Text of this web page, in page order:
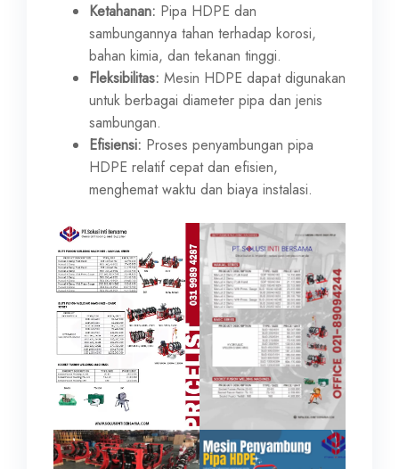
Ketahanan: Pipa HDPE dan
sambungannya tahan terhadap korosi,
bahan kimia, dan tekanan tinggi.
Fleksibilitas: Mesin HDPE dapat digunakan
untuk berbagai diameter pipa dan jenis
sambungan.
Efisiensi: Proses penyambungan pipa
HDPE relatif cepat dan efisien,
menghemat waktu dan biaya instalasi.